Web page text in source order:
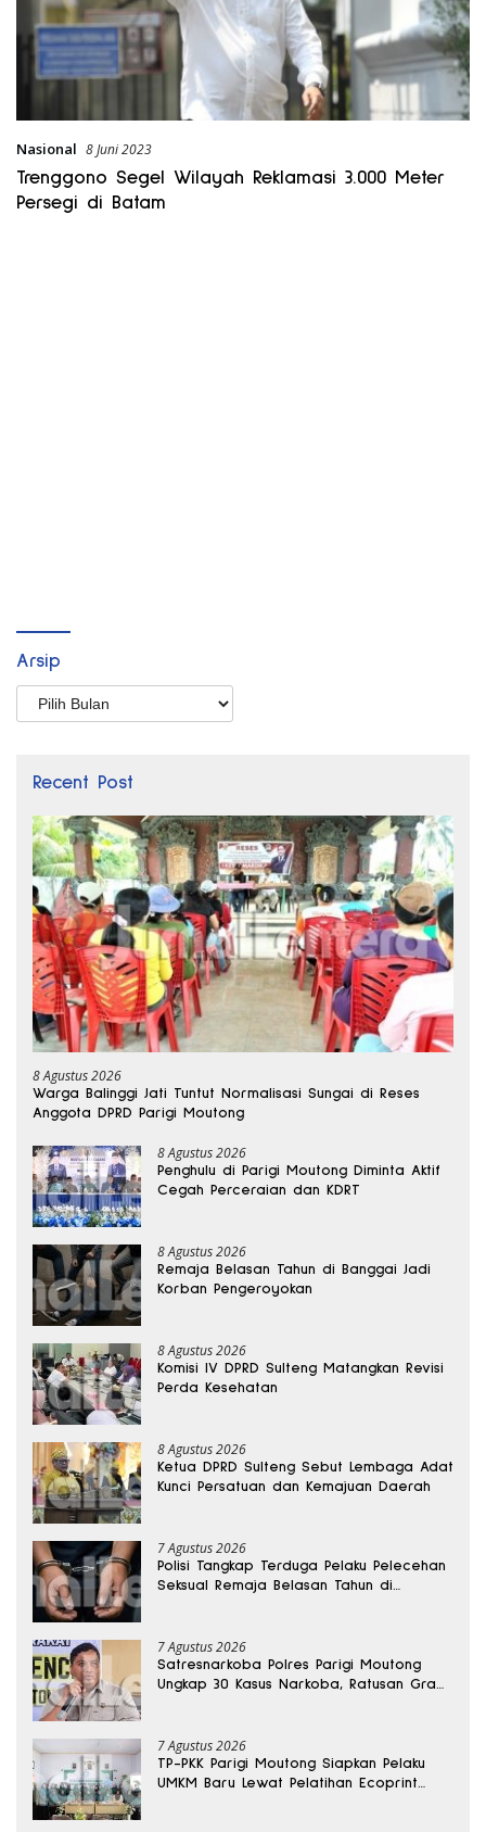
Nasional 8 Juni 2023
Trenggono Segel Wilayah Reklamasi 3.000 Meter
Persegi di Batam
Arsip
Arsip
Recent Post
8 Agustus 2026
Warga Balinggi Jati Tuntut Normalisasi Sungai di Reses
Anggota DPRD Parigi Moutong
8 Agustus 2026
Penghulu di Parigi Moutong Diminta Aktif
Cegah Perceraian dan KDRT
8 Agustus 2026
Remaja Belasan Tahun di Banggai Jadi
Korban Pengeroyokan
8 Agustus 2026
Komisi IV DPRD Sulteng Matangkan Revisi
Perda Kesehatan
8 Agustus 2026
Ketua DPRD Sulteng Sebut Lembaga Adat
Kunci Persatuan dan Kemajuan Daerah
7 Agustus 2026
Polisi Tangkap Terduga Pelaku Pelecehan
Seksual Remaja Belasan Tahun di
7 Agustus 2026
Satresnarkoba Polres Parigi Moutong
Ungkap 30 Kasus Narkoba, Ratusan Gram
7 Agustus 2026
TP-PKK Parigi Moutong Siapkan Pelaku
UMKM Baru Lewat Pelatihan Ecoprint